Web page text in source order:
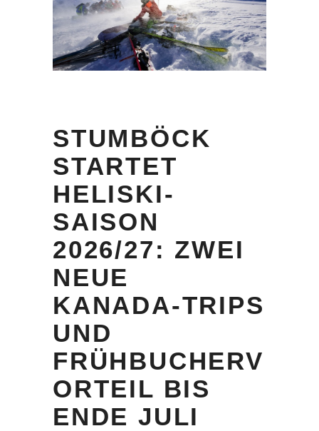
STUMBÖCK
STARTET
HELISKI-
SAISON
2026/27: ZWEI
NEUE
KANADA-TRIPS
UND
FRÜHBUCHERV
ORTEIL BIS
ENDE JULI